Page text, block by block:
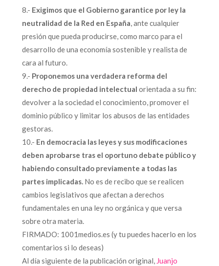
8.- Exigimos que el Gobierno garantice por ley la
neutralidad de la Red en España, ante cualquier
presión que pueda producirse, como marco para el
desarrollo de una economía sostenible y realista de
cara al futuro.
9.- Proponemos una verdadera reforma del
derecho de propiedad intelectual orientada a su fin:
devolver a la sociedad el conocimiento, promover el
dominio público y limitar los abusos de las entidades
gestoras.
10.- En democracia las leyes y sus modificaciones
deben aprobarse tras el oportuno debate público y
habiendo consultado previamente a todas las
partes implicadas.No es de recibo que se realicen
cambios legislativos que afectan a derechos
fundamentales en una ley no orgánica y que versa
sobre otra materia.
FIRMADO: 1001medios.es (y tu puedes hacerlo en los
comentarios si lo deseas)
Al día siguiente de la publicación original, Juanjo